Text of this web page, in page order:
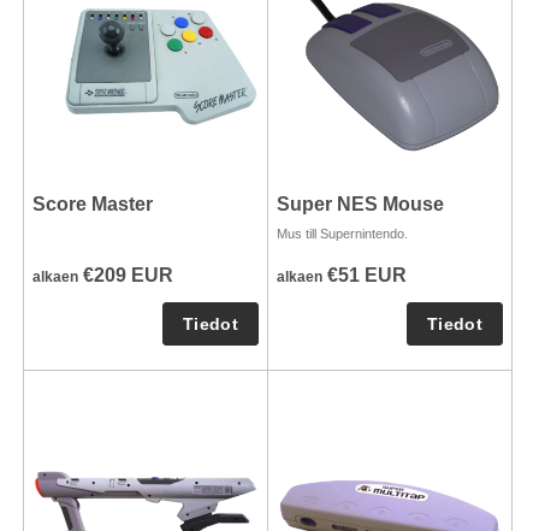
Score Master
alkaen €209 EUR
Super NES Mouse
Mus till Supernintendo.
alkaen €51 EUR